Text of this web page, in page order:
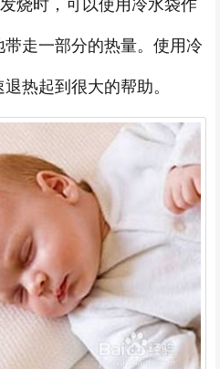
烧时，可以使用冷水袋作
走一部分的热量。使用冷
热起到很大的帮助。